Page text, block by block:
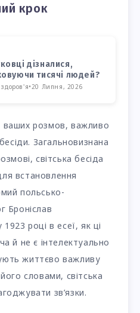
крок
дізналися,
тисячі людей?
•20 Липня, 2026
ваших розмов, важливо
Загальновизнана
світська бесіда
встановлення
польсько-
Броніслав
році в есеї, як ці
й не є інтелектуально
життєво важливу
словами, світська
зв’язки.